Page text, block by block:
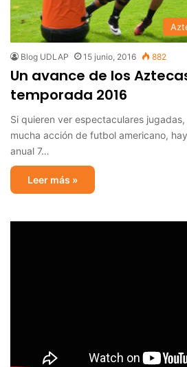
Blog UDLAP 15 junio, 2016 882
Un avance de los
temporada 2016
Si quieren ver espectaculares
mucha acción de futbol americano,
anual 7…
Leer más »